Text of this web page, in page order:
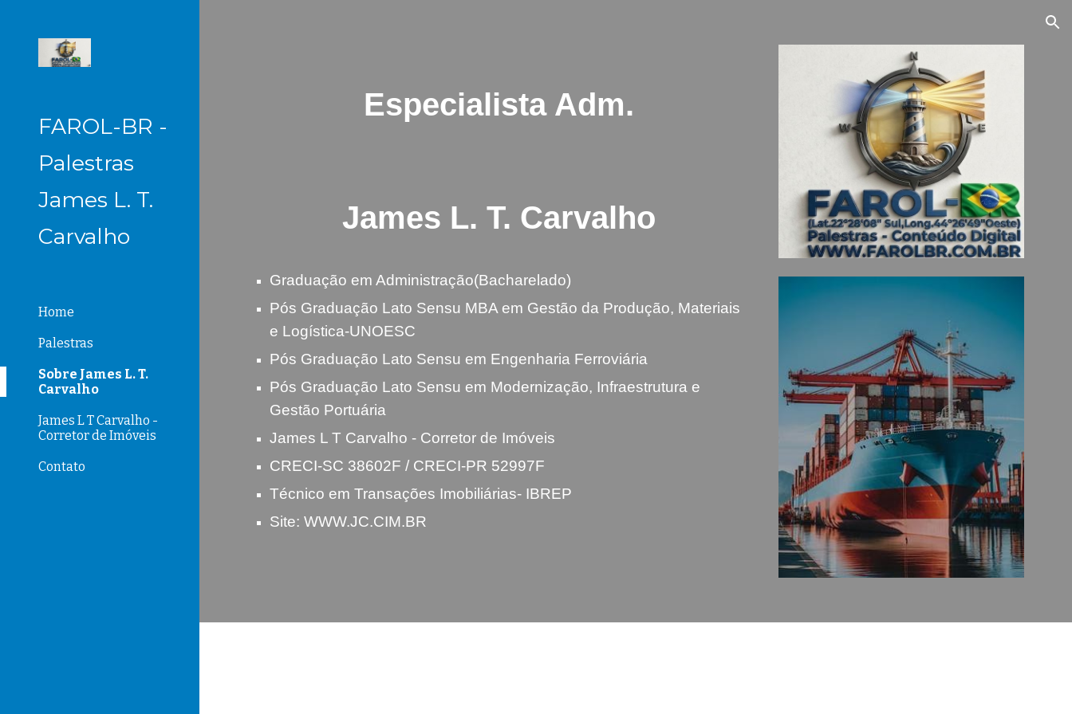
FAROL-BR -
Palestras
James L. T.
Carvalho
Home
Palestras
Sobre James L. T.
Carvalho
James L T Carvalho -
Corretor de Imóveis
Contato
Especialista Adm.
James L. T. Carvalho
Graduação em Administração(Bacharelado)
Pós Graduação Lato Sensu MBA em Gestão da Produção, Materiais
e Logística-UNOESC
Pós Graduação Lato Sensu em Engenharia Ferroviária
Pós Graduação Lato Sensu em Modernização, Infraestrutura e
Gestão Portuária
James L T Carvalho - Corretor de Imóveis
CRECI-SC 38602F / CRECI-PR 52997F
Técnico em Transações Imobiliárias- IBREP
Site: WWW.JC.CIM.BR